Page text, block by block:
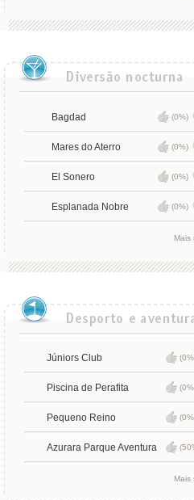
Bagdad (0%)
Mares do Aterro (0%)
El Sonero (0%)
Esplanada Nobre (0%)
Mais
Júniors Club
Piscina de Perafita
Pequeno Reino
Azurara Parque Aventura
Mais